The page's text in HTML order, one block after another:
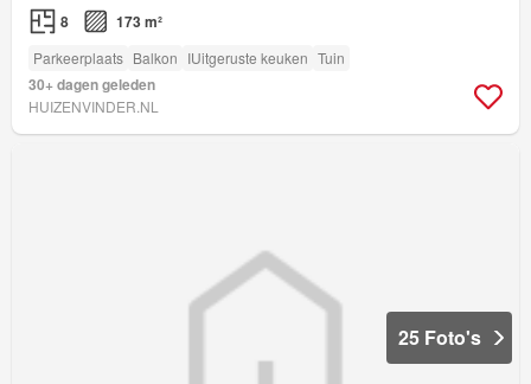
8 173 m²
Parkeerplaats Balkon IUitgeruste keuken Tuin
30+ dagen geleden
HUIZENVINDER.NL
25 Foto's